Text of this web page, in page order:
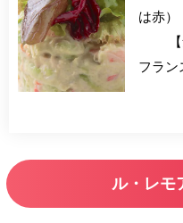
は赤
【気
フラン
ロ料
デザ
クラ
ル・レモ